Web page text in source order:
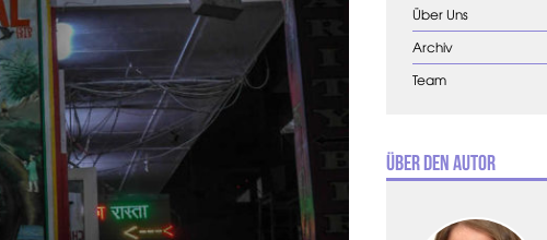
Über Uns
Archiv
Team
Über den Autor